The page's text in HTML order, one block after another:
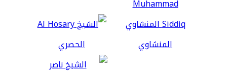
المنشاوي الحصري